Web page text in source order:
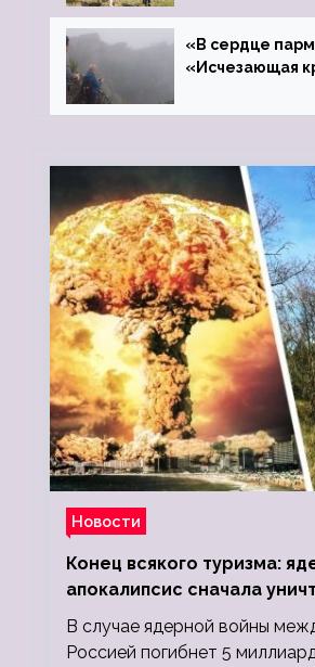
«В сердце
«Исчезающая
Новости
Конец всякого туризма:
апокалипсис сначала
миллионов, а потом 5
людей
В случае ядерной войны
Россией погибнет 5